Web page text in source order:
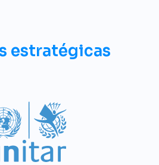
estratégicas